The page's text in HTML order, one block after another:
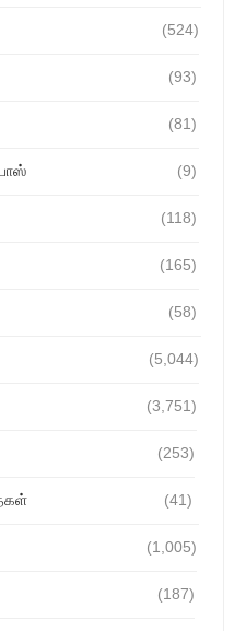
(524)
(93)
(81)
(9)
(118)
(165)
(58)
(5,044)
(3,751)
(253)
(41)
(1,005)
(187)